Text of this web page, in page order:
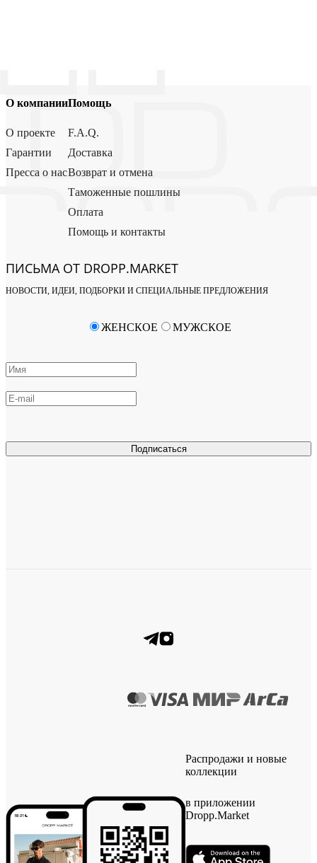
О компании
О проекте
Гарантии
Пресса о нас
Помощь
F.A.Q.
Доставка
Возврат и отмена
Таможенные пошлины
Оплата
Помощь и контакты
ПИСЬМА ОТ DROPP.MARKET
НОВОСТИ, ИДЕИ, ПОДБОРКИ И СПЕЦИАЛЬНЫЕ ПРЕДЛОЖЕНИЯ
Подписаться
ЖЕНСКОЕ МУЖСКОЕ
Распродажи и новые
коллекции
в приложении
Dropp.Market